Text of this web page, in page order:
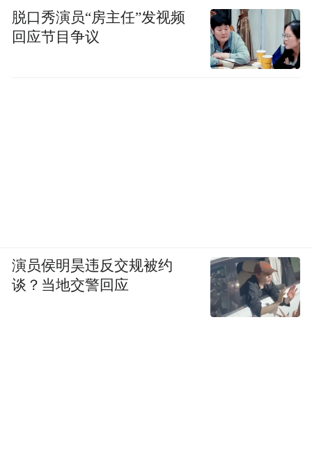
脱口秀演员“房主任”发视频
回应节目争议
演员侯明昊违反交规被约
谈？当地交警回应